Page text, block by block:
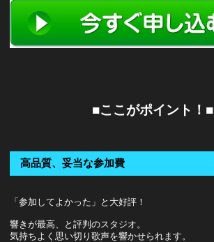
■ここがポイント！■
高品質、妥当な参加費
「参加してよかった」と大好評！
響きが最高、と評判のスタジオ。
気持ちよく思い切り歌声を響かせられます。